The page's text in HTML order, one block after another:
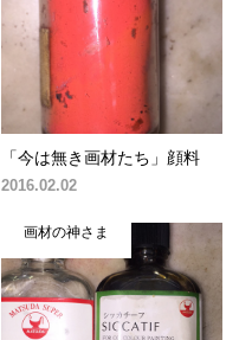
「今は無き画材たち」顔料
2016.02.02
画材の神さま